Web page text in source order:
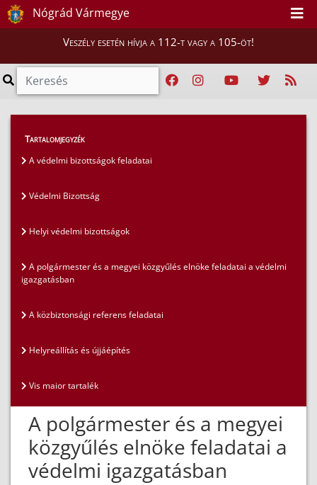
Nógrád Vármegye
Veszély esetén hívja a 112-t vagy a 105-öt!
Lakosság >
A polgármester és a megyei közgyűlés elnöke
Tartalomjegyzék
A védelmi bizottságok feladatai
Védelmi Bizottság
Helyi védelmi bizottságok
A polgármester és a megyei közgyűlés elnöke feladatai a védelmi
igazgatásban
A közbiztonsági referens feladatai
Helyreállítás és újjáépítés
Vis maior tartalék
A polgármester és a megyei
közgyűlés elnöke feladatai a
védelmi igazgatásban